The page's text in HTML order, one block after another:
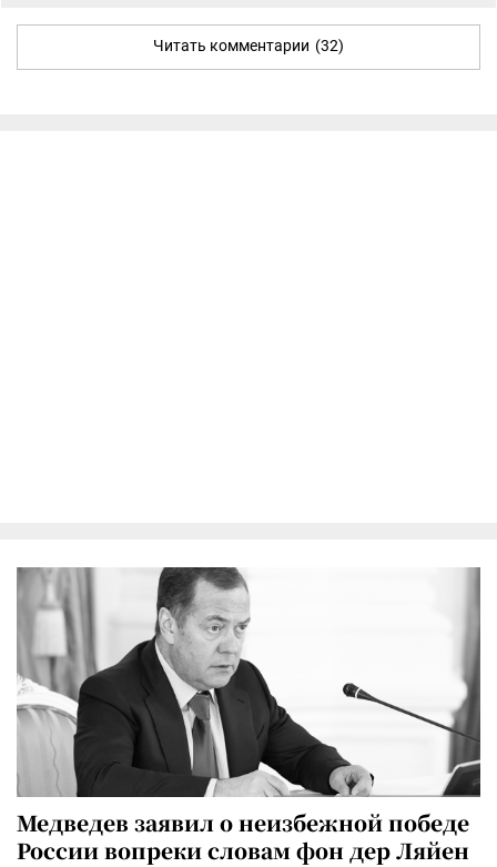
Читать комментарии (32)
Медведев заявил о неизбежной победе
России вопреки словам фон дер Ляйен